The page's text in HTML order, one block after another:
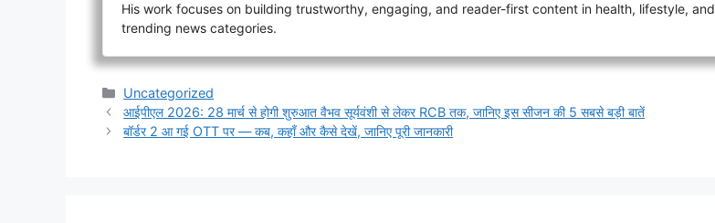
His work focuses on building trustworthy, engaging, and reader-first content in health, lifestyle, and
trending news categories.
Categories
Uncategorized
आईपीएल 2026: 28 मार्च से होगी शुरुआत वैभव सूर्यवंशी से लेकर RCB तक, जानिए इस सीजन की 5 सबसे बड़ी बातें
बॉर्डर 2 आ गई OTT पर — कब, कहाँ और कैसे देखें, जानिए पूरी जानकारी